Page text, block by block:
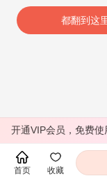
都翻到这
开通VIP会员，免费使
首页 收藏